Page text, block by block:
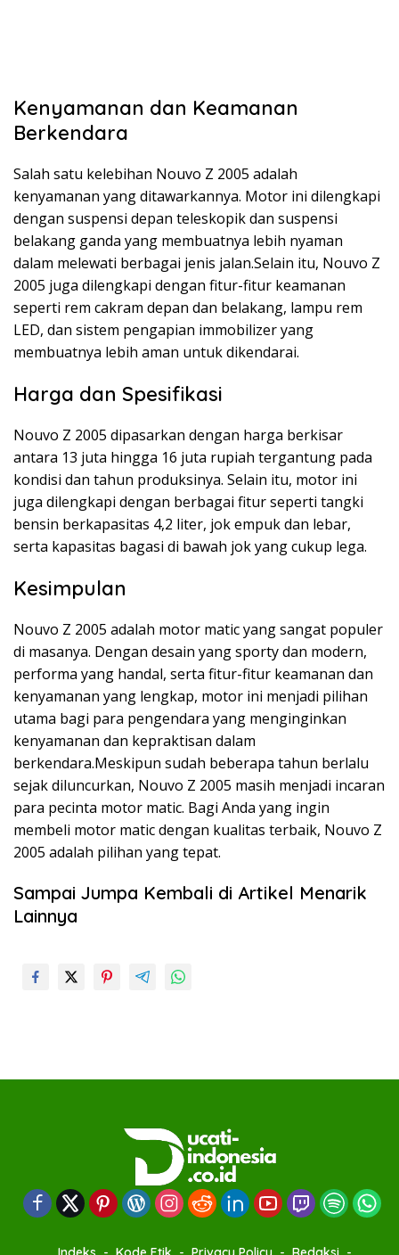
Kenyamanan dan Keamanan
Berkendara
Salah satu kelebihan Nouvo Z 2005 adalah
kenyamanan yang ditawarkannya. Motor ini dilengkapi
dengan suspensi depan teleskopik dan suspensi
belakang ganda yang membuatnya lebih nyaman
dalam melewati berbagai jenis jalan.Selain itu, Nouvo Z
2005 juga dilengkapi dengan fitur-fitur keamanan
seperti rem cakram depan dan belakang, lampu rem
LED, dan sistem pengapian immobilizer yang
membuatnya lebih aman untuk dikendarai.
Harga dan Spesifikasi
Nouvo Z 2005 dipasarkan dengan harga berkisar
antara 13 juta hingga 16 juta rupiah tergantung pada
kondisi dan tahun produksinya. Selain itu, motor ini
juga dilengkapi dengan berbagai fitur seperti tangki
bensin berkapasitas 4,2 liter, jok empuk dan lebar,
serta kapasitas bagasi di bawah jok yang cukup lega.
Kesimpulan
Nouvo Z 2005 adalah motor matic yang sangat populer
di masanya. Dengan desain yang sporty dan modern,
performa yang handal, serta fitur-fitur keamanan dan
kenyamanan yang lengkap, motor ini menjadi pilihan
utama bagi para pengendara yang menginginkan
kenyamanan dan kepraktisan dalam
berkendara.Meskipun sudah beberapa tahun berlalu
sejak diluncurkan, Nouvo Z 2005 masih menjadi incaran
para pecinta motor matic. Bagi Anda yang ingin
membeli motor matic dengan kualitas terbaik, Nouvo Z
2005 adalah pilihan yang tepat.
Sampai Jumpa Kembali di Artikel Menarik
Lainnya